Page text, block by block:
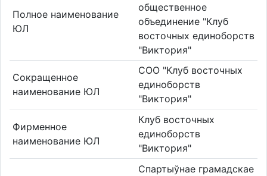
Полное наименование
ЮЛ
общественное
объединение "Клуб
восточных единоборств
"Виктория"
Сокращенное
наименование ЮЛ
СОО "Клуб восточных
единоборств
"Виктория"
Фирменное
наименование ЮЛ
Клуб восточных
единоборств
"Виктория"
Спартыўнае грамадскае